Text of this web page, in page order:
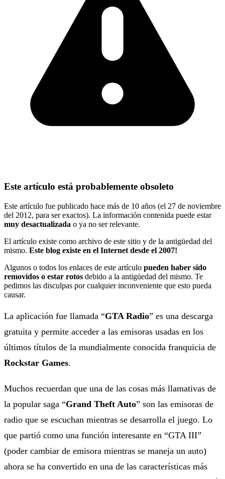
Este artículo está probablemente obsoleto
Este artículo fue publicado hace más de 10 años (el 27 de noviembre
del 2012, para ser exactos). La información contenida puede estar
muy desactualizada o ya no ser relevante.
El artículo existe como archivo de este sitio y de la antigüedad del
mismo. Este blog existe en el Internet desde el 2007!
Algunos o todos los enlaces de este artículo pueden haber sido
removidos o estar rotos debido a la antigüedad del mismo. Te
pedimos las disculpas por cualquier inconveniente que esto pueda
causar.
La aplicación fue llamada “GTA Radio” es una descarga
gratuita y permite acceder a las emisoras usadas en los
últimos títulos de la mundialmente conocida franquicia de
Rockstar Games.
Muchos recuerdan que una de las cosas más llamativas de
la popular saga “Grand Theft Auto” son las emisoras de
radio que se escuchan mientras se desarrolla el juego. Lo
que partió como una función interesante en “GTA III”
(poder cambiar de emisora mientras se maneja un auto)
ahora se ha convertido en una de las características más